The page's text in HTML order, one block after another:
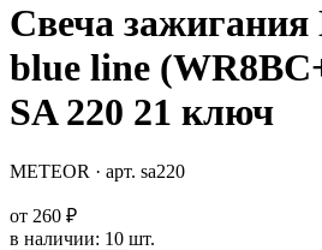
Свеча зажигания
blue line
SA 220 21 ключ
METEOR · арт. sa220
от 260 ₽
в наличии: 10 шт.